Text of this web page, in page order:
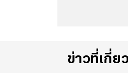
ข่าวที่เกี่ย